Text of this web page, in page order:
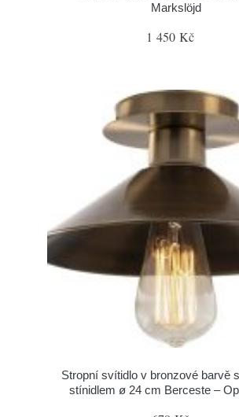
Markslöjd
1 450 Kč
Stropní svítidlo v bronzové barvě
stínidlem ø 24 cm Berceste –